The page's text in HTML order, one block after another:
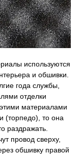
используются
и обшивки.
года службы,
отделки
материалами
(торпедо), то она
раздражать.
провод сверху,
обшивку правой